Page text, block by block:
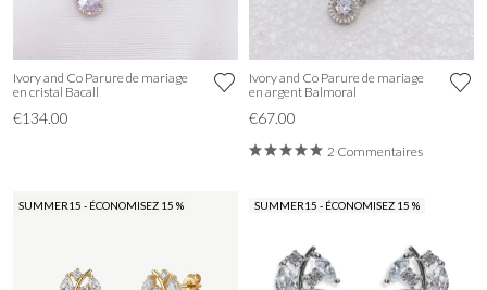
Ivory and Co Parure de mariage
en cristal Bacall
€134.00
Ivory and Co Parure de mariage
en argent Balmoral
€67.00
2 Commentaires
SUMMER15 - ÉCONOMISEZ 15 % SUMMER15 - ÉCONOMISEZ 15 %